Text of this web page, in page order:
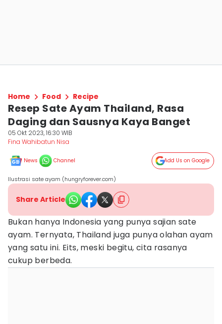
Home Food Recipe
Resep Sate Ayam Thailand, Rasa
Daging dan Sausnya Kaya Banget
05 Okt 2023, 16:30 WIB
Fina Wahibatun Nisa
News Channel Add Us on Google
Ilustrasi sate ayam (hungryforever.com)
Share Article
Bukan hanya Indonesia yang punya sajian sate
ayam. Ternyata, Thailand juga punya olahan ayam
yang satu ini. Eits, meski begitu, cita rasanya
cukup berbeda.